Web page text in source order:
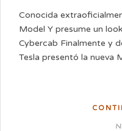
Conocida
Model Y presume un
Cybercab Finalmente y
Tesla presentó la nueva